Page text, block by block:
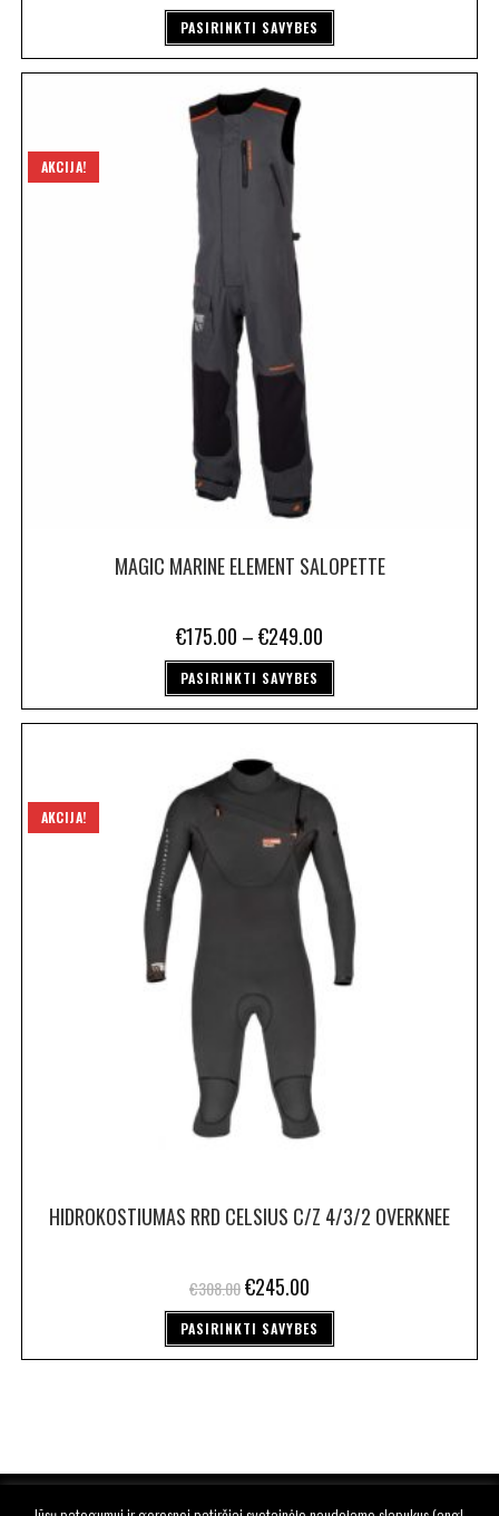
PASIRINKTI SAVYBES
AKCIJA!
MAGIC MARINE ELEMENT SALOPETTE
€175.00 –€249.00
PASIRINKTI SAVYBES
AKCIJA!
HIDROKOSTIUMAS RRD CELSIUS C/Z 4/3/2 OVERKNEE
€308.00€245.00
PASIRINKTI SAVYBES